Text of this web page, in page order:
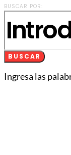
BUSCAR POR:
BUSCAR
Ingresa las